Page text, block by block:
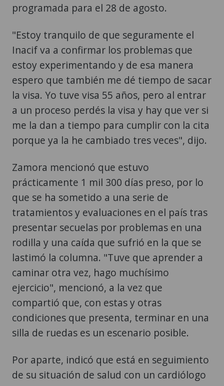
programada para el 28 de agosto.
"Estoy tranquilo de que seguramente el
Inacif va a confirmar los problemas que
estoy experimentando y de esa manera
espero que también me dé tiempo de sacar
la visa. Yo tuve visa 55 años, pero al entrar
a un proceso perdés la visa y hay que ver si
me la dan a tiempo para cumplir con la cita
porque ya la he cambiado tres veces", dijo.
Zamora mencionó que estuvo
prácticamente 1 mil 300 días preso, por lo
que se ha sometido a una serie de
tratamientos y evaluaciones en el país tras
presentar secuelas por problemas en una
rodilla y una caída que sufrió en la que se
lastimó la columna. "Tuve que aprender a
caminar otra vez, hago muchísimo
ejercicio", mencionó, a la vez que
compartió que, con estas y otras
condiciones que presenta, terminar en una
silla de ruedas es un escenario posible.
Por aparte, indicó que está en seguimiento
de su situación de salud con un cardiólogo